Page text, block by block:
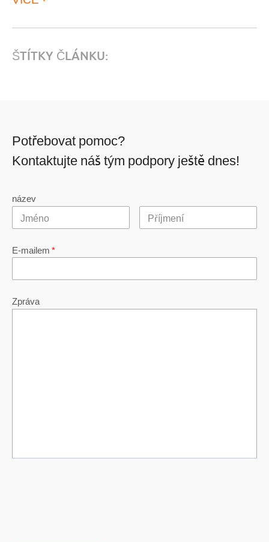
ŠTÍTKY ČLÁNKU:
Potřebovat pomoc?
Kontaktujte náš tým podpory ještě dnes!
název
E-mailem *
Zpráva